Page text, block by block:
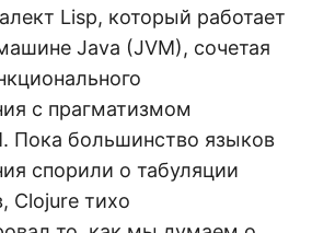
Lisp, который работает
Java (JVM), сочетая
с прагматизмом
Пока большинство языков
спорили о табуляции
Clojure тихо